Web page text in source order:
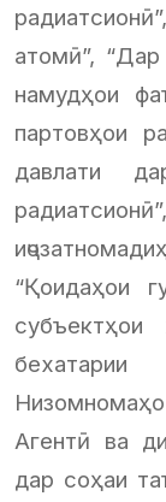
атомӣ”,
намудҳои
партовҳои
давлати
“Қоидаҳои
субъектҳои
Агентӣ ва
дар соҳаи